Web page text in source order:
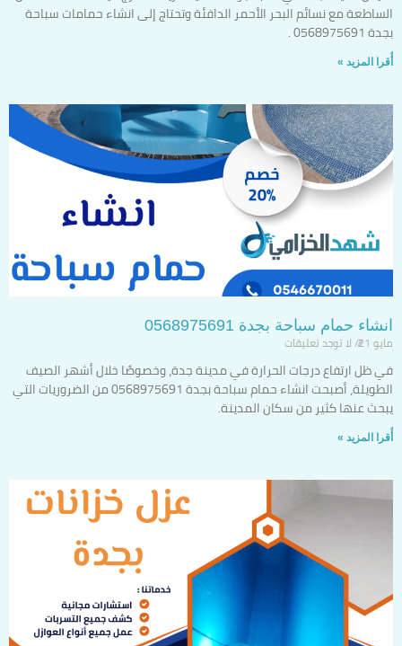
الساطعة مع نسائم البحر الأحمر الدافئة وتحتاج إلى انشاء حمامات سباحة
بجدة 0568975691 .
أٌقرا المزيد »
انشاء حمام سباحة بجدة 0568975691
مايو 21 لا توجد تعليقات
في ظل ارتفاع درجات الحرارة في مدينة جدة، وخصوصًا خلال أشهر الصيف
الطويلة، أصبحت انشاء حمام سباحة بجدة 0568975691 من الضروريات التي
يبحث عنها كثير من سكان المدينة.
أٌقرا المزيد »